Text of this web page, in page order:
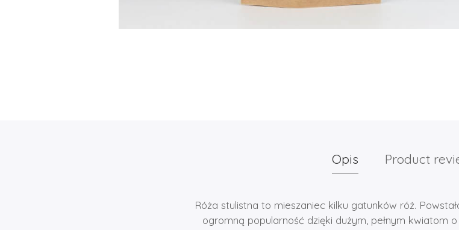
Opis Product
Róża stulistna to mieszaniec kilku gatunków róż.
ogromną popularność dzięki dużym, pełnym kwiatom